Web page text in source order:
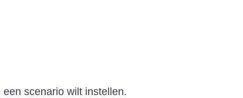
scenario wilt instellen.